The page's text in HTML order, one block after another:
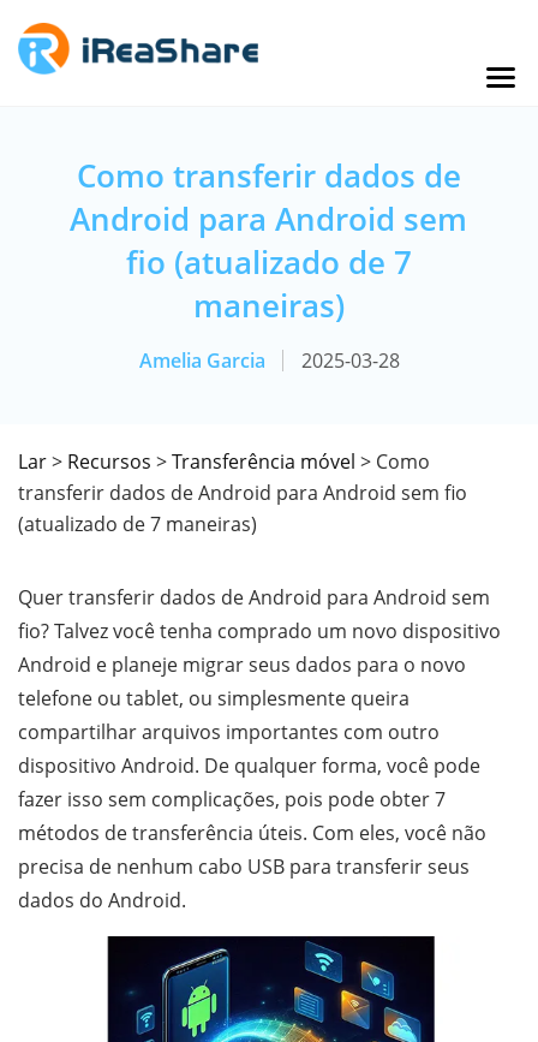
Como transferir dados de
Android para Android sem
fio (atualizado de 7
maneiras)
Amelia Garcia 2025-03-28
Lar> Recursos >Transferência móvel > Como
transferir dados de Android para Android sem fio
(atualizado de 7 maneiras)
Quer transferir dados de Android para Android sem
fio? Talvez você tenha comprado um novo dispositivo
Android e planeje migrar seus dados para o novo
telefone ou tablet, ou simplesmente queira
compartilhar arquivos importantes com outro
dispositivo Android. De qualquer forma, você pode
fazer isso sem complicações, pois pode obter 7
métodos de transferência úteis. Com eles, você não
precisa de nenhum cabo USB para transferir seus
dados do Android.